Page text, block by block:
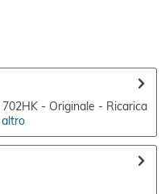
- Originale - Ricarica
altro